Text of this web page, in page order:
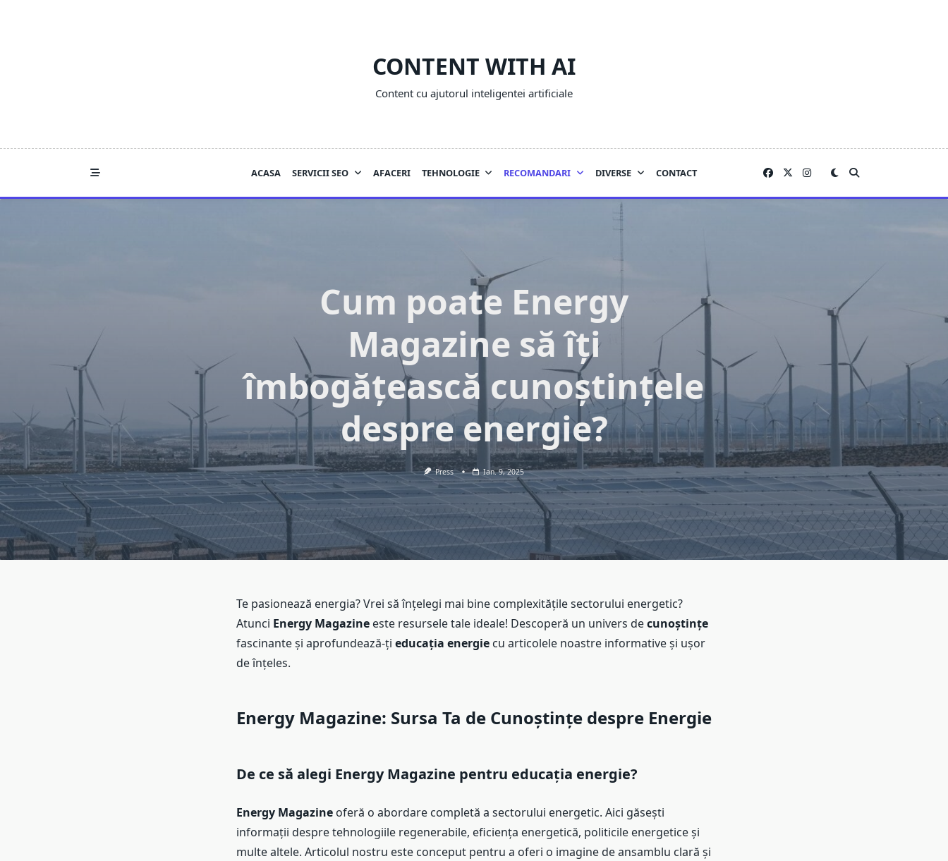
CONTENT WITH AI
Content cu ajutorul inteligentei artificiale
ACASA SERVICII SEO AFACERI TEHNOLOGIE RECOMANDARI DIVERSE CONTACT
Cum poate Energy
Magazine să îți
îmbogățească cunoștințele
despre energie?
Press Ian. 9, 2025
Te pasionează energia? Vrei să înțelegi mai bine complexitățile sectorului energetic?
Atunci Energy Magazineeste resursele tale ideale! Descoperă un univers decunoștințe
fascinante și aprofundează-ți educația energiecu articolele noastre informative și ușor
de înțeles.
Energy Magazine: Sursa Ta de Cunoștințe despre Energie
De ce să alegi Energy Magazine pentru educația energie?
Energy Magazineoferă o abordare completă a sectorului energetic. Aici găsești
informații despre tehnologiile regenerabile, eficiența energetică, politicile energetice și
multe altele. Articolul nostru este conceput pentru a oferi o imagine de ansamblu clară și